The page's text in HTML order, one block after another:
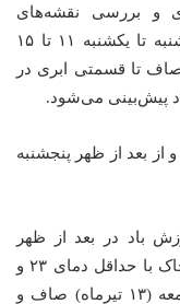
و بررسی نقشه‌های
پیش‌یابی طی پنج روز آینده ( امروز چهارشنبه تا یکشنبه ۱۱ تا ۱۵
تا قسمتی ابری در
پیش‌بینی می‌شود.
از بعد از ظهر پنجشنبه
صاف و وزش باد در بعد از ظهر
افزایش باد گاهی وزش باد شدید و گرد و خاک با حداقل دمای ۲۳ و
حداکثر دمای ۴۱ درجه سانتیگراد و طی ‌جمعه (۱۳ تیرماه) صاف و